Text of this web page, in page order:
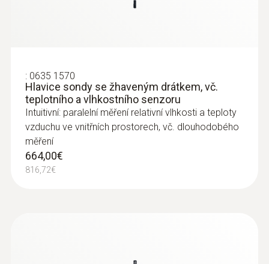
: 0635 1570
Hlavice sondy se žhaveným drátkem, vč.
teplotního a vlhkostního senzoru
Intuitivní: paralelní měření relativní vlhkosti a teploty
vzduchu ve vnitřních prostorech, vč. dlouhodobého
měření
664,00€
816,72€